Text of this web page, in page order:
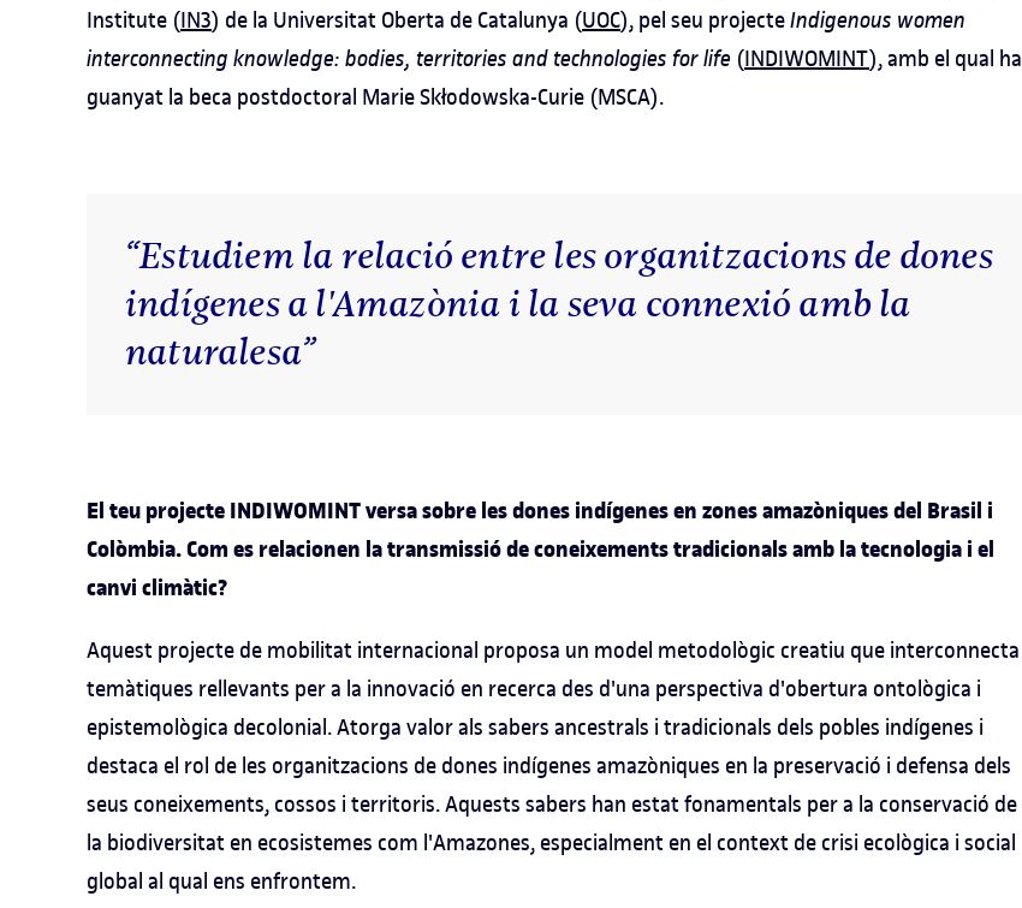
Institute (IN3) de la Universitat Oberta de Catalunya (UOC), pel seu projecteIndigenous women
interconnecting knowledge: bodies, territories and technologies for life (INDIWOMINT), amb el qual ha
guanyat la beca postdoctoral Marie Skłodowska-Curie (MSCA).
“Estudiem la relació entre les organitzacions de dones
indígenes a l'Amazònia i la seva connexió amb la
naturalesa”
El teu projecte INDIWOMINT versa sobre les dones indígenes en zones amazòniques del Brasil i
Colòmbia. Com es relacionen la transmissió de coneixements tradicionals amb la tecnologia i el
canvi climàtic?
Aquest projecte de mobilitat internacional proposa un model metodològic creatiu que interconnecta
temàtiques rellevants per a la innovació en recerca des d'una perspectiva d'obertura ontològica i
epistemològica decolonial. Atorga valor als sabers ancestrals i tradicionals dels pobles indígenes i
destaca el rol de les organitzacions de dones indígenes amazòniques en la preservació i defensa dels
seus coneixements, cossos i territoris. Aquests sabers han estat fonamentals per a la conservació de
la biodiversitat en ecosistemes com l'Amazones, especialment en el context de crisi ecològica i social
global al qual ens enfrontem.